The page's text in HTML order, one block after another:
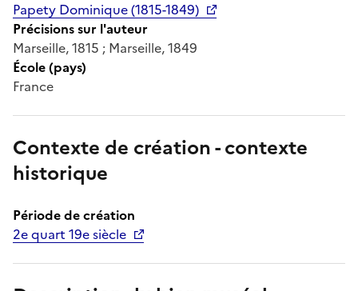
Papety Dominique (1815-1849)
Précisions sur l'auteur
Marseille, 1815 ; Marseille, 1849
École (pays)
France
Contexte de création - contexte
historique
Période de création
2e quart 19e siècle